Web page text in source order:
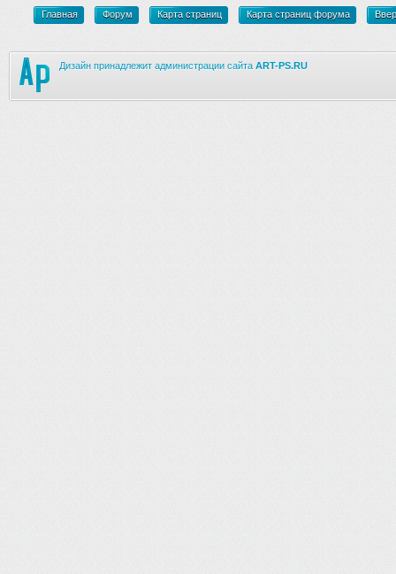
Главная Форум Карта страниц Карта страниц форума
Дизайн принадлежит администрации сайта ART-PS.RU